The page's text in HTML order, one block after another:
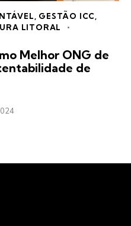
GESTÃO ICC
LITORAL
Melhor ONG de
de